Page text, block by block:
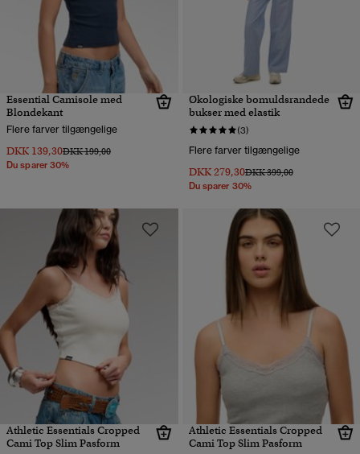
Essential Camisole med
Blondekant
Flere farver tilgængelige
DKK 139,30Pris nedsat fra
DKK 199,00til
Du sparer 30%
Økologiske bomuldsrandede
bukser med elastik
(3)
Flere farver tilgængelige
DKK 279,30Pris nedsat fra
DKK 399,00til
Du sparer 30%
Athletic Essentials Cropped
Cami Top Slim Pasform
Athletic Essentials Cropped
Cami Top Slim Pasform